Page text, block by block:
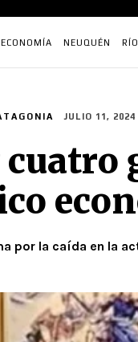
ECONOMÍA NEUQUÉN
JULIO 11, 2024
por la caída en la